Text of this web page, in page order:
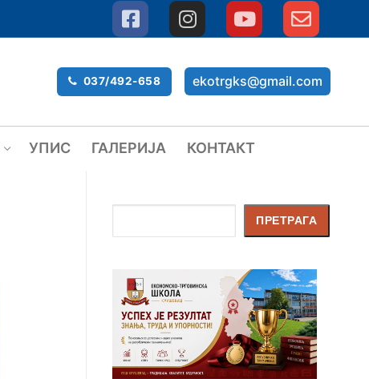
037/492-658 ekotrgks@gmail.com
УПИС ГАЛЕРИЈА КОНТАКТ
ПРЕТРАГА